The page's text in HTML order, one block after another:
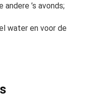
’s avonds;
water en voor de